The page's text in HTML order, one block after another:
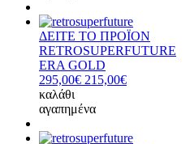
ΔΕΙΤΕ ΤΟ ΠΡΟΪΟΝ
RETROSUPERFUTURE
ERA GOLD
295,00€ 215,00€
καλάθι
αγαπημένα